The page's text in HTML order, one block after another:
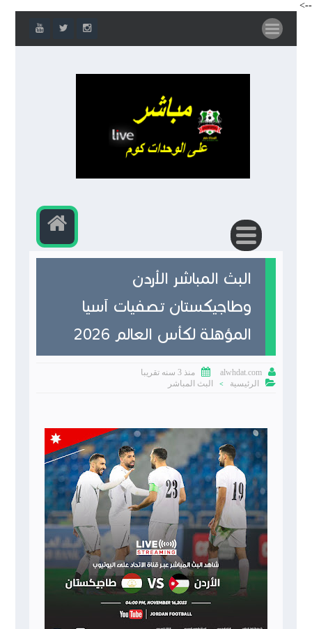
-->
البث المباشر الأردن
وطاجيكستان تصفيات آسيا
المؤهلة لكأس العالم 2026

alwhdat.com

منذ 3 سنه تقريبا

الرئيسية > البث المباشر